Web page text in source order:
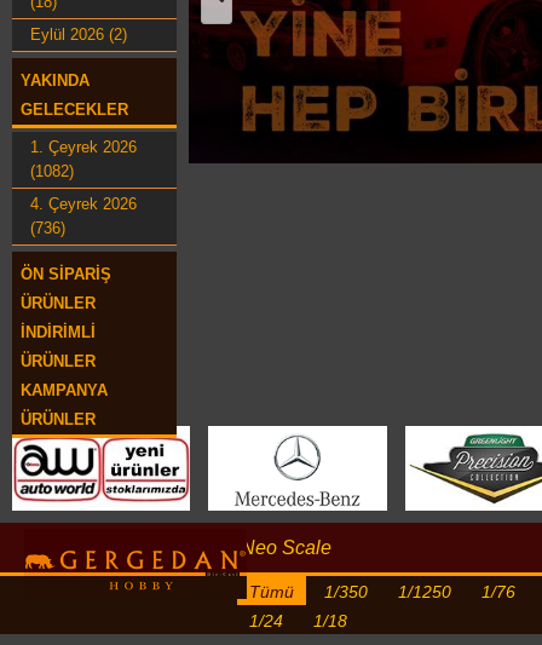
Eylül 2026 (2)
YAKINDA
GELECEKLER
1. Çeyrek 2026
(1082)
4. Çeyrek 2026
(736)
ÖN SIPARIŞ
ÜRÜNLER
İNDIRIMLI
ÜRÜNLER
KAMPANYA
ÜRÜNLER
Neo Scale
Tümü 1/350 1/1250
1/76
1/24
1/18